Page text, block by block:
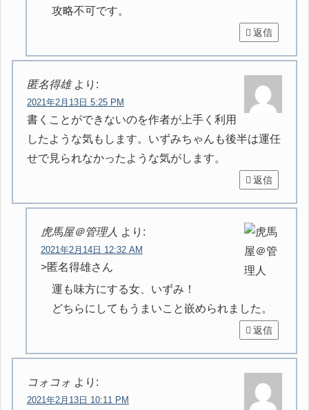
攻略不可です。
返信
匿名得雄 より:
2021年2月13日 5:25 PM
書くことができないのを作者が上手く利用
したような気もします。いずみちゃんも後半は運任
せで見られなかったような気がします。
返信
虎馬屋＠管理人 より:
2021年2月14日 12:32 AM
>匿名得雄さん
運も味方にする女、いずみ！
どちらにしてもうまいこと嵌められました。
返信
コォコォ より:
2021年2月13日 10:11 PM